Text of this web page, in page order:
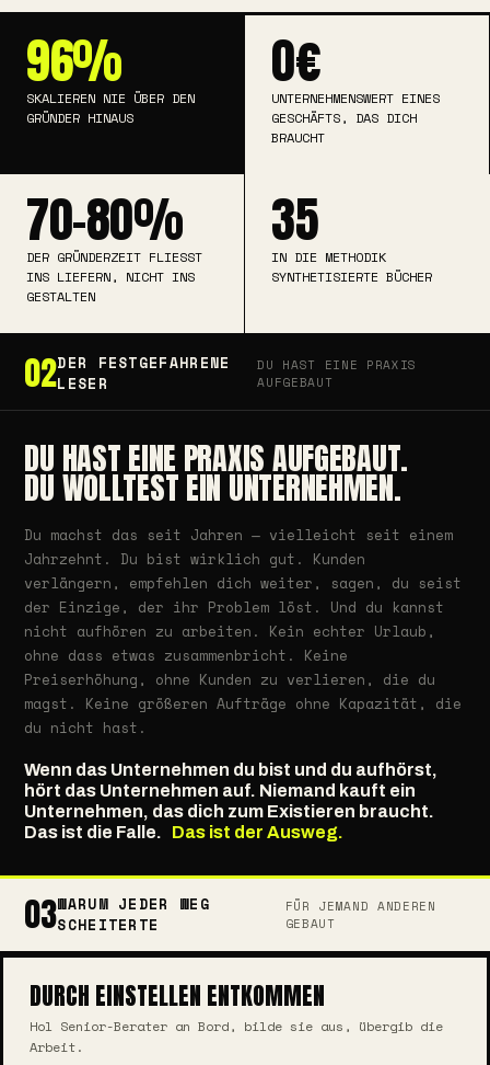
96%
SKALIEREN NIE ÜBER DEN
GRÜNDER HINAUS
0€
UNTERNEHMENSWERT EINES
GESCHÄFTS, DAS DICH
BRAUCHT
70–80%
DER GRÜNDERZEIT FLIESST I
NS LIEFERN, NICHT INS G
ESTALTEN
35
IN DIE METHODIK
SYNTHETISIERTE BÜCHER
02DER FESTGEFAHRENE
LESER
DU HAST EINE PRAXIS
AUFGEBAUT
DU HAST EINE PRAXIS AUFGEBAUT.
DU WOLLTEST EIN UNTERNEHMEN.
Du machst das seit Jahren — vielleicht seit einem
Jahrzehnt. Du bist wirklich gut. Kunden
verlängern, empfehlen dich weiter, sagen, du seist
der Einzige, der ihr Problem löst. Und du kannst
nicht aufhören zu arbeiten. Kein echter Urlaub,
ohne dass etwas zusammenbricht. Keine
Preiserhöhung, ohne Kunden zu verlieren, die du
magst. Keine größeren Aufträge ohne Kapazität, die
du nicht hast.
Wenn das Unternehmen du bist und du aufhörst,
hört das Unternehmen auf. Niemand kauft ein
Unternehmen, das dich zum Existieren braucht.
Das ist die Falle.
Das ist der Ausweg.
03WARUM JEDER WEG
SCHEITERTE
FÜR JEMAND ANDEREN
GEBAUT
DURCH EINSTELLEN ENTKOMMEN
Hol Senior-Berater an Bord, bilde sie aus, übergib die
Arbeit.